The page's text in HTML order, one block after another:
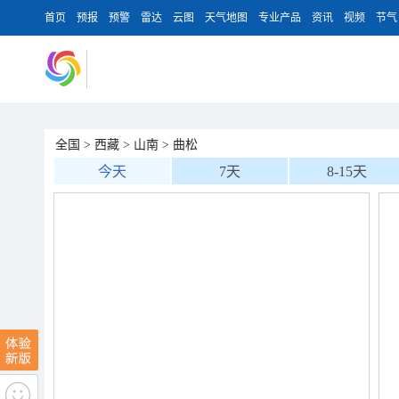
首页 预报 预警 雷达 云图 天气地图 专业产品 资讯 视频 节气
全国 > 西藏 > 山南 > 曲松
今天 7天 8-15天